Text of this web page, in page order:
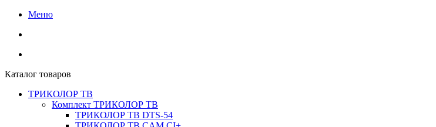
Меню
Каталог товаров
ТРИКОЛОР ТВ
Комплект ТРИКОЛОР ТВ
ТРИКОЛОР ТВ DTS-54